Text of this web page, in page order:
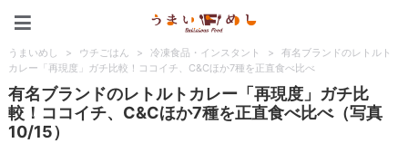
うまいめし > ウチごはん > 冷凍食品・インスタント >
有名ブランドのレトルト
カレー「再現度」ガチ比較！ココイチ、C&Cほか7種を正直食べ比べ
有名ブランドのレトルトカレー「再現度」ガチ比
較！ココイチ、C&Cほか7種を正直食べ比べ（写真
10/15）